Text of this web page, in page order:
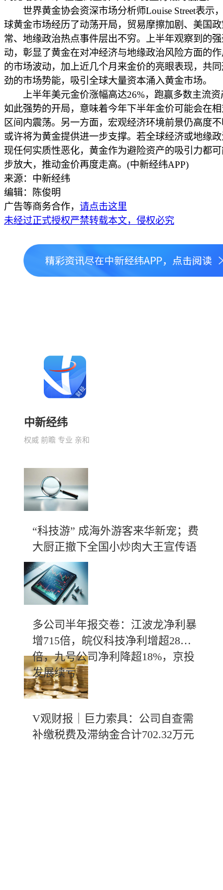
世界黄金协会资深市场分析师Louise Street表示
球黄金市场经历了动荡开局，贸易摩擦加剧、美国
常、地缘政治热点事件层出不穷。上半年观察到的
动，彰显了黄金在对冲经济与地缘政治风险方面的
的市场波动，加上近几个月来金价的亮眼表现，共
劲的市场势能，吸引全球大量资本涌入黄金市场。
上半年美元金价涨幅高达26%，跑赢多数主流资
如此强势的开局，意味着今年下半年金价可能会在
区间内震荡。另一方面，宏观经济环境前景仍高度
或许将为黄金提供进一步支撑。若全球经济或地缘
现任何实质性恶化，黄金作为避险资产的吸引力都
步放大，推动金价再度走高。(中新经纬APP)
来源：中新经纬
编辑：陈俊明
广告等商务合作， 请点击这里
未经过正式授权严禁转载本文，侵权必究
中新经纬
权威 前瞻 专业 亲和
“科技游” 成海外游客来华新宠；费
大厨正撤下全国小炒肉大王宣传语
多公司半年报交卷：江波龙净利暴
增715倍，皖仪科技净利增超28
倍，九号公司净利降超18%，京投
发展续亏
V观财报｜巨力索具：公司自查需
补缴税费及滞纳金合计702.32万元